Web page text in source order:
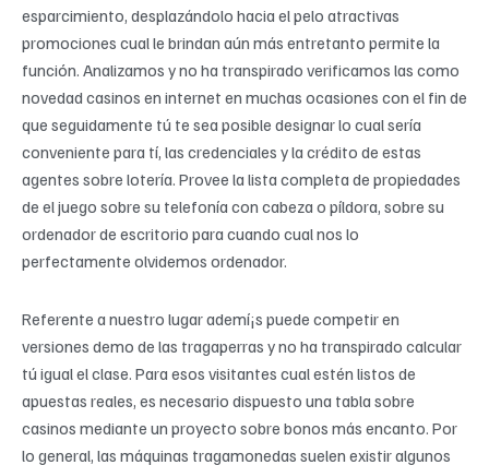
esparcimiento, desplazándolo hacia el pelo atractivas
promociones cual le brindan aún más entretanto permite la
función. Analizamos y no ha transpirado verificamos las como
novedad casinos en internet en muchas ocasiones con el fin de
que seguidamente tú te sea posible designar lo cual serí­a
conveniente para tí, las credenciales y la crédito de estas
agentes sobre lotería. Provee la lista completa de propiedades
de el juego sobre su telefonía con cabeza o píldora, sobre su
ordenador de escritorio para cuando cual nos lo
perfectamente olvidemos ordenador.
Referente a nuestro lugar ademí¡s puede competir en
versiones demo de las tragaperras y no ha transpirado calcular
tú igual el clase. Para esos visitantes cual estén listos de
apuestas reales, es necesario dispuesto una tabla sobre
casinos mediante un proyecto sobre bonos más encanto. Por
lo general, las máquinas tragamonedas suelen existir algunos